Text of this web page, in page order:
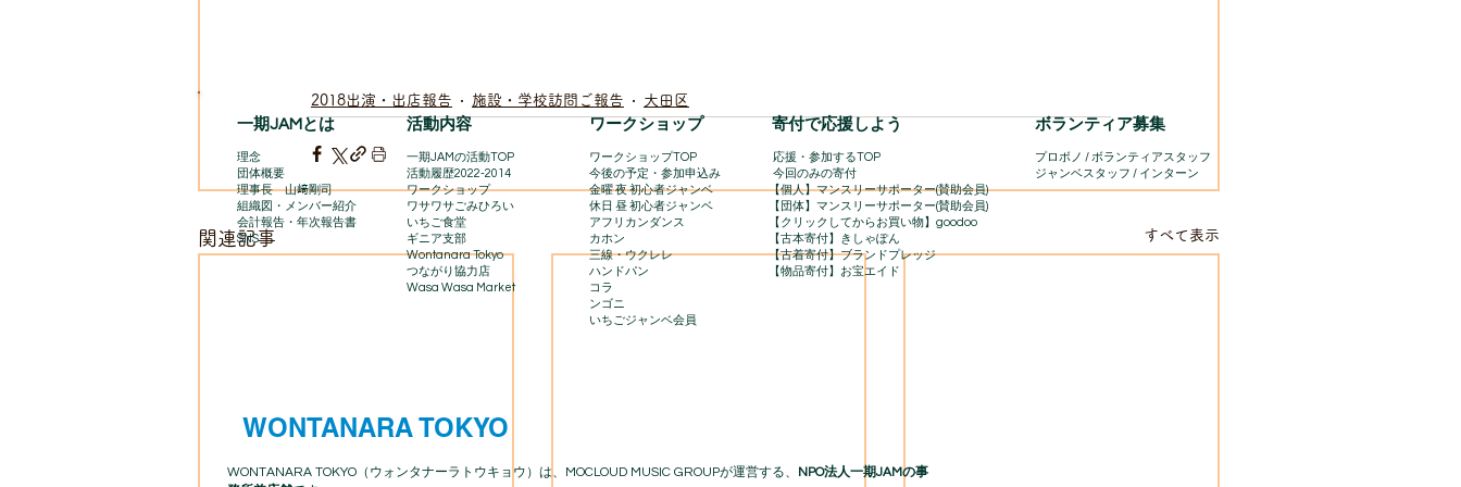
2018出演・出店報告 施設・学校訪問ご報告 大田区
関連記事 すべて表示
一期JAMとは 活動内容
理念
団体概要
理事長 山﨑剛司
組織図・メンバー紹介
会計報告​・年次報告書
SNS
一期JAMの活動TOP
​活動履歴2022-2014
ワークショップ
ワサワサごみひろい
いちご食堂
ギニア支部
Wontanara Tokyo
​つながり協力店
Wasa Wasa Market​
​ワークショップ 寄付で応援しよう
ワークショップTOP
今後の予定・参加申込み
金曜 夜 初心者ジャンベ
休日 昼 初心者ジャンベ
アフリカンダンス
カホン
三線・ウクレレ
ハンドパン
コラ
ンゴニ
いちごジャンベ会員
応援・参加するTOP
今回のみの寄付
【個人】マンスリーサポーター(賛助会員)
【団体】マンスリーサポーター(賛助会員)
【クリックしてからお買い物】goodoo
【古本寄付】きしゃぽん
【古着寄付】ブランドプレッジ
【物品寄付】お宝エイド
ボランティア募集
プロボノ / ボランティアスタッフ
​ジャンベスタッフ / インターン
WONTANARA TOKYO
WONTANARA TOKYO（ウォンタナーラトウキョウ）は、MOCLOUD MUSIC GROUPが運営する、
NPO法人一期JAMの事